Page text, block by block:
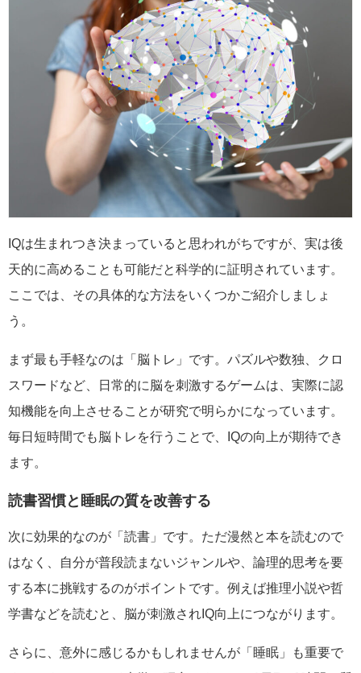
IQは生まれつき決まっていると思われがちですが、実は後
天的に高めることも可能だと科学的に証明されています。
ここでは、その具体的な方法をいくつかご紹介しましょ
う。
まず最も手軽なのは「脳トレ」です。パズルや数独、クロ
スワードなど、日常的に脳を刺激するゲームは、実際に認
知機能を向上させることが研究で明らかになっています。
毎日短時間でも脳トレを行うことで、IQの向上が期待でき
ます。
読書習慣と睡眠の質を改善する
次に効果的なのが「読書」です。ただ漫然と本を読むので
はなく、自分が普段読まないジャンルや、論理的思考を要
する本に挑戦するのがポイントです。例えば推理小説や哲
学書などを読むと、脳が刺激されIQ向上につながります。
さらに、意外に感じるかもしれませんが「睡眠」も重要で